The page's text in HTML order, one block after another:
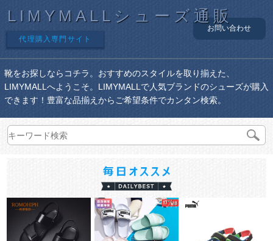
LIMYMALLシューズ通販
代理購入専門サイト
お問い合わせ
靴をお探しならコチラ。おすすめのスタイルを取り揃えた、
LIMYMALLへようこそ。LIMYMALLで人気ブランドのシューズが購入
できます！豊富な品揃えからご希望条件でカンタン検索。